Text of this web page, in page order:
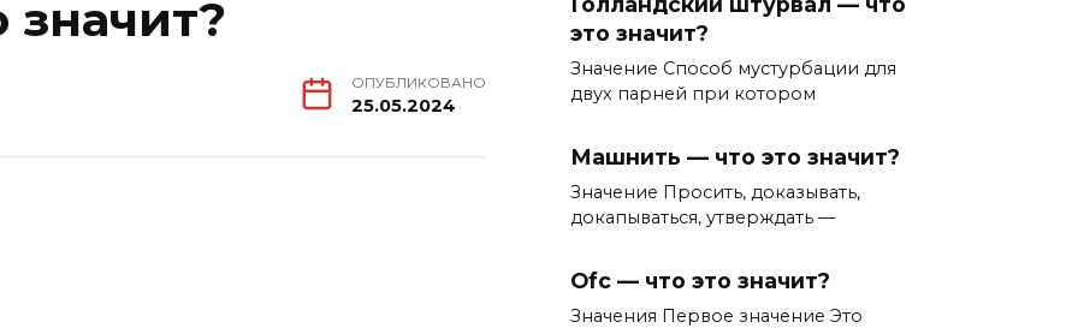
значит?
ОПУБЛИКОВАНО
25.05.2024
это значит?
Значение Способ мустурбации для
двух парней при котором
Машнить — что это значит?
Значение Просить, доказывать,
докапываться, утверждать —
Ofc — что это значит?
Значения Первое значение Это